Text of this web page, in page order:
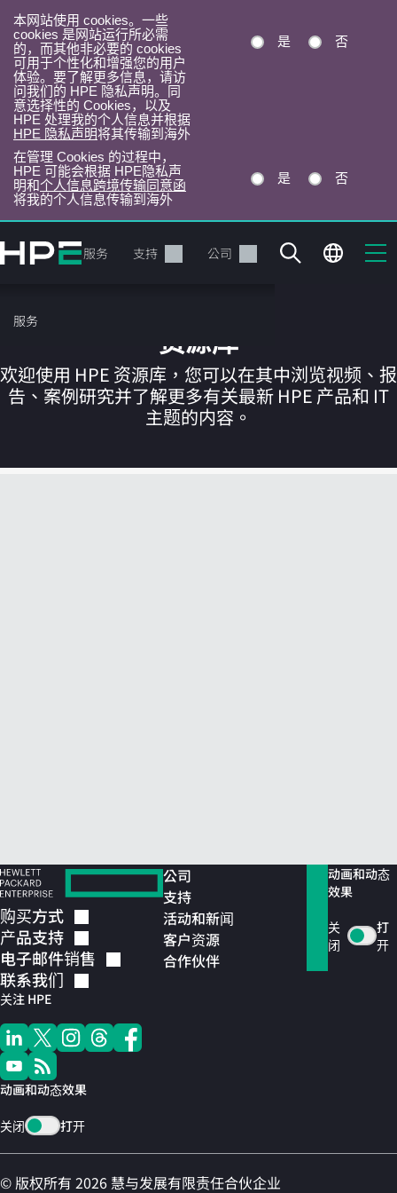
本网站使用 cookies。一些
cookies 是网站运行所必需
的，而其他非必要的 cookies
可用于个性化和增强您的用户
体验。要了解更多信息，请访
问我们的 HPE 隐私声明。同
意选择性的 Cookies，以及
HPE 处理我的个人信息并根据
HPE 隐私声明将其传输到海外
是 否
在管理 Cookies 的过程中，
HPE 可能会根据 HPE隐私声
明和个人信息跨境传输同意函
将我的个人信息传输到海外
是 否
转
到
目
录
产品 服务 支持 公司
服务
您的购物车目前是空的
资源库
欢迎使用 HPE 资源库，您可以在其中浏览视频、报
告、案例研究并了解更多有关最新 HPE 产品和 IT
主题的内容。
购买方式
产品支持
电子邮件销售
联系我们
关注 HPE
动画和动态效果
关闭 打开
公司
支持
活动和新闻
客户资源
合作伙伴
动画和动态
效果
关
闭
打
开
© 版权所有 2026 慧与发展有限责任合伙企业